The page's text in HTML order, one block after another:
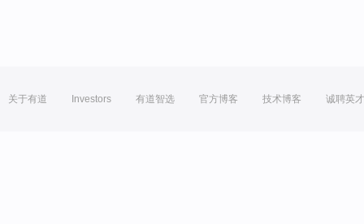
关于有道 Investors 有道智选 官方博客 技术博客 诚聘英才